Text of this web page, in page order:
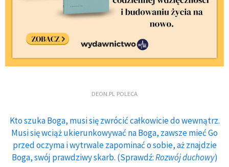
DEON.PL POLECA
Kto szuka Boga, musi się zwrócić całkowicie do wewnątrz.
Musi się wciąż ukierunkowywać na Boga, zawsze mieć Go
przed oczyma i wytrwale zapominać o sobie, aż znajdzie
Boga, swój prawdziwy skarb. (Sprawdź:Rozwój duchowy)